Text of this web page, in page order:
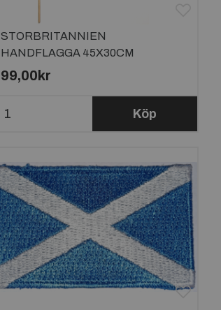
STORBRITANNIEN
HANDFLAGGA 45X30CM
99,00kr
Köp